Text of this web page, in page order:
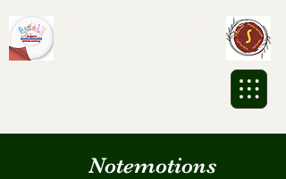
Notemotions